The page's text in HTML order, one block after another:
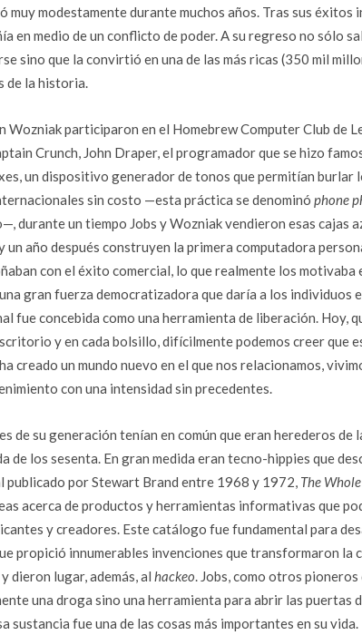
muy modestamente durante muchos años. Tras sus éxitos
en medio de un conflicto de poder. A su regreso no sólo
sino que la convirtió en una de las más ricas (350 mil
de la historia.
Wozniak participaron en el Homebrew Computer Club de
Crunch, John Draper, el programador que se hizo
un dispositivo generador de tonos que permitían burlar
sin costo —esta práctica se denominó phone
durante un tiempo Jobs y Wozniak vendieron esas cajas
un año después construyen la primera computadora
con el éxito comercial, lo que realmente los motivaba
gran fuerza democratizadora que daría a los individuos
fue concebida como una herramienta de liberación. Hoy,
y en cada bolsillo, difícilmente podemos creer que
creado un mundo nuevo en el que nos relacionamos,
con una intensidad sin precedentes.
de su generación tenían en común que eran herederos de
de los sesenta. En gran medida eran tecno-hippies que
por Stewart Brand entre 1968 y 1972, The
acerca de productos y herramientas informativas que
y creadores. Este catálogo fue fundamental para
propició innumerables invenciones que transformaron la
dieron lugar, además, al hackeo. Jobs, como otros
una droga sino una herramienta para abrir las puertas
sustancia fue una de las cosas más importantes en su vida.